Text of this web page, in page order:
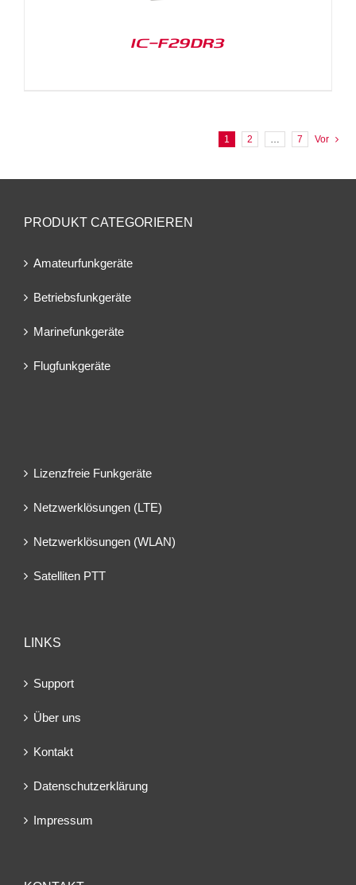
IC-F29DR3
1 2 … 7 Vor
PRODUKT CATEGORIEREN
Amateurfunkgeräte
Betriebsfunkgeräte
Marinefunkgeräte
Flugfunkgeräte
Lizenzfreie Funkgeräte
Netzwerklösungen (LTE)
Netzwerklösungen (WLAN)
Satelliten PTT
LINKS
Support
Über uns
Kontakt
Datenschutzerklärung
Impressum